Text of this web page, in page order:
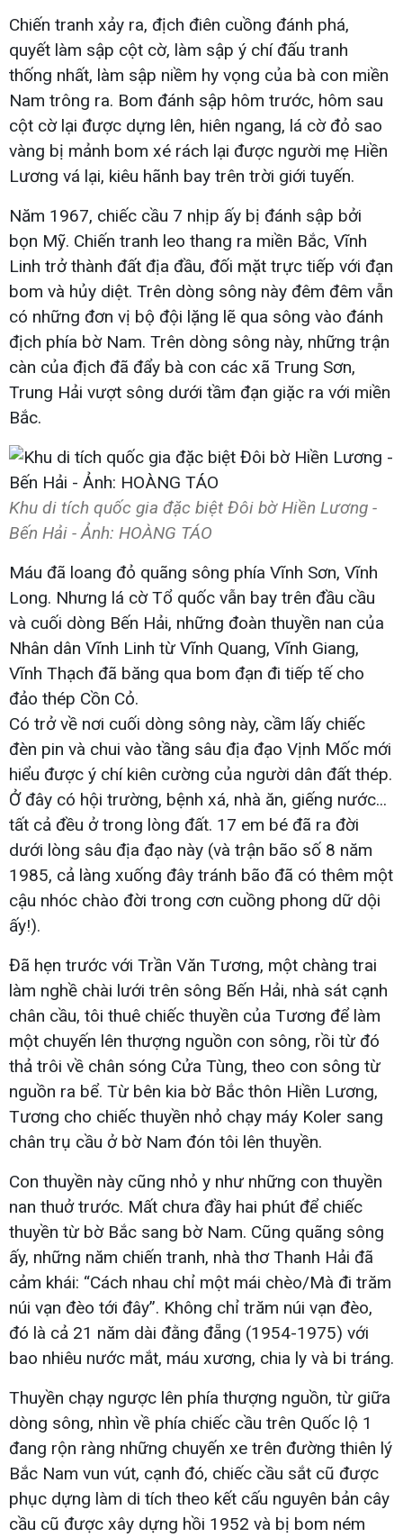
Chiến tranh xảy ra, địch điên cuồng đánh phá,
quyết làm sập cột cờ, làm sập ý chí đấu tranh
thống nhất, làm sập niềm hy vọng của bà con miền
Nam trông ra. Bom đánh sập hôm trước, hôm sau
cột cờ lại được dựng lên, hiên ngang, lá cờ đỏ sao
vàng bị mảnh bom xé rách lại được người mẹ Hiền
Lương vá lại, kiêu hãnh bay trên trời giới tuyến.
Năm 1967, chiếc cầu 7 nhịp ấy bị đánh sập bởi
bọn Mỹ. Chiến tranh leo thang ra miền Bắc, Vĩnh
Linh trở thành đất địa đầu, đối mặt trực tiếp với đạn
bom và hủy diệt. Trên dòng sông này đêm đêm vẫn
có những đơn vị bộ đội lặng lẽ qua sông vào đánh
địch phía bờ Nam. Trên dòng sông này, những trận
càn của địch đã đẩy bà con các xã Trung Sơn,
Trung Hải vượt sông dưới tầm đạn giặc ra với miền
Bắc.
Khu di tích quốc gia đặc biệt Đôi bờ Hiền Lương -
Bến Hải - Ảnh: HOÀNG TÁO
Máu đã loang đỏ quãng sông phía Vĩnh Sơn, Vĩnh
Long. Nhưng lá cờ Tổ quốc vẫn bay trên đầu cầu
và cuối dòng Bến Hải, những đoàn thuyền nan của
Nhân dân Vĩnh Linh từ Vĩnh Quang, Vĩnh Giang,
Vĩnh Thạch đã băng qua bom đạn đi tiếp tế cho
đảo thép Cồn Cỏ.
Có trở về nơi cuối dòng sông này, cầm lấy chiếc
đèn pin và chui vào tầng sâu địa đạo Vịnh Mốc mới
hiểu được ý chí kiên cường của người dân đất thép.
Ở đây có hội trường, bệnh xá, nhà ăn, giếng nước...
tất cả đều ở trong lòng đất. 17 em bé đã ra đời
dưới lòng sâu địa đạo này (và trận bão số 8 năm
1985, cả làng xuống đây tránh bão đã có thêm một
cậu nhóc chào đời trong cơn cuồng phong dữ dội
ấy!).
Đã hẹn trước với Trần Văn Tương, một chàng trai
làm nghề chài lưới trên sông Bến Hải, nhà sát cạnh
chân cầu, tôi thuê chiếc thuyền của Tương để làm
một chuyến lên thượng nguồn con sông, rồi từ đó
thả trôi về chân sóng Cửa Tùng, theo con sông từ
nguồn ra bể. Từ bên kia bờ Bắc thôn Hiền Lương,
Tương cho chiếc thuyền nhỏ chạy máy Koler sang
chân trụ cầu ở bờ Nam đón tôi lên thuyền.
Con thuyền này cũng nhỏ y như những con thuyền
nan thuở trước. Mất chưa đầy hai phút để chiếc
thuyền từ bờ Bắc sang bờ Nam. Cũng quãng sông
ấy, những năm chiến tranh, nhà thơ Thanh Hải đã
cảm khái: “Cách nhau chỉ một mái chèo/Mà đi trăm
núi vạn đèo tới đây”. Không chỉ trăm núi vạn đèo,
đó là cả 21 năm dài đằng đẵng (1954-1975) với
bao nhiêu nước mắt, máu xương, chia ly và bi tráng.
Thuyền chạy ngược lên phía thượng nguồn, từ giữa
dòng sông, nhìn về phía chiếc cầu trên Quốc lộ 1
đang rộn ràng những chuyến xe trên đường thiên lý
Bắc Nam vun vút, cạnh đó, chiếc cầu sắt cũ được
phục dựng làm di tích theo kết cấu nguyên bản cây
cầu cũ được xây dựng hồi 1952 và bị bom ném